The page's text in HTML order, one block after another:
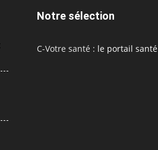
Notre sélection
C-Votre santé : le portail santé